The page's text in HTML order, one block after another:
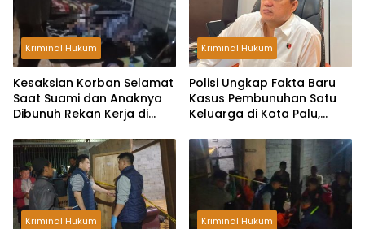
Kriminal Hukum
Kesaksian Korban Selamat
Saat Suami dan Anaknya
Dibunuh Rekan Kerja di
Dua Pisau
Kriminal Hukum
Polisi Ungkap Fakta Baru
Kasus Pembunuhan Satu
Keluarga di Kota Palu,
Kriminal Hukum Kriminal Hukum